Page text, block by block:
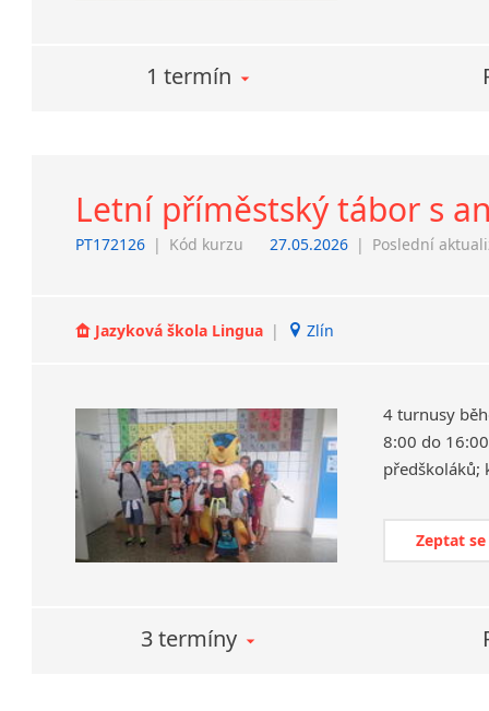
1 termín
Letní příměstský tábor s
PT172126 | Kód kurzu 27.05.2026 | Poslední
Jazyková škola Lingua | Zlín
4 turnusy
8:00 do
předškoláků;
Zeptat
3 termíny